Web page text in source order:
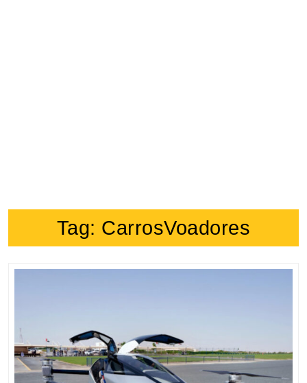
Tag: CarrosVoadores